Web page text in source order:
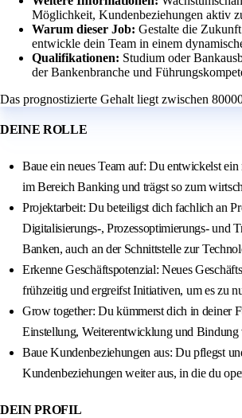
Möglichkeit, Kundenbeziehungen aktiv
Warum dieser Job: Gestalte die
entwickle dein Team in einem
Qualifikationen: Studium oder
der Bankenbranche und
Das prognostizierte Gehalt liegt zwischen
DEINE ROLLE
Baue ein neues Team auf: Du entwickelst
im Bereich Banking und trägst so zum
Projektarbeit: Du beteiligst dich fachlich an
Digitalisierungs-, Prozessoptimierungs- und
Banken, auch an der Schnittstelle zur
Erkenne Geschäftspotenzial: Neues
frühzeitig und ergreifst Initiativen, um es zu
Grow together: Du kümmerst dich in deiner
Einstellung, Weiterentwicklung und Bindung
Baue Kundenbeziehungen aus: Du pflegst
Kundenbeziehungen weiter aus, in die du
DEIN PROFIL